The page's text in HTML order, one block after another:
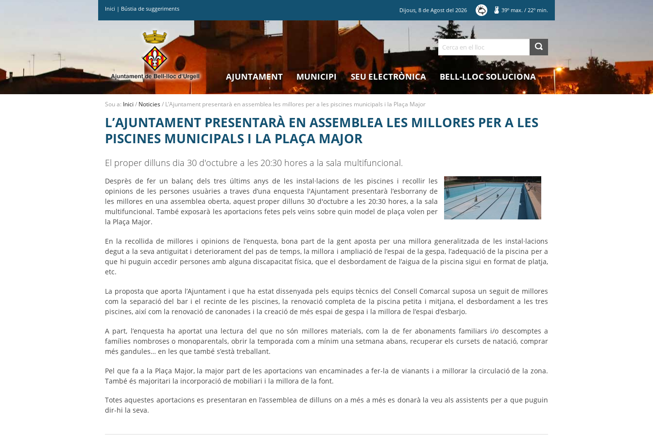
Inici | Bústia de suggeriments Dijous,8 deAgost del2026 39º max. / 22º min.
Cerca
AJUNTAMENT MUNICIPI SEU ELECTRÒNICA BELL-LLOC SOLUCIONA
Sou a: Inici / Noticies/ L’Ajuntament presentarà en assemblea les millores per a les piscines municipals i la Plaça Major
L’AJUNTAMENT PRESENTARÀ EN ASSEMBLEA LES MILLORES PER A LES
PISCINES MUNICIPALS I LA PLAÇA MAJOR
El proper dilluns dia 30 d'octubre a les 20:30 hores a la sala multifuncional.
Desprès de fer un balanç dels tres últims anys de les instal·lacions de les piscines i recollir les
opinions de les persones usuàries a traves d’una enquesta l'Ajuntament presentarà l’esborrany de
les millores en una assemblea oberta, aquest proper dilluns 30 d'octubre a les 20:30 hores, a la sala
multifuncional. També exposarà les aportacions fetes pels veïns sobre quin model de plaça volen per
la Plaça Major.
En la recollida de millores i opinions de l’enquesta, bona part de la gent aposta per una millora generalitzada de les instal·lacions
degut a la seva antiguitat i deteriorament del pas de temps, la millora i ampliació de l’espai de la gespa, l’adequació de la piscina per a
que hi puguin accedir persones amb alguna discapacitat física, que el desbordament de l’aigua de la piscina sigui en format de platja,
etc.
La proposta que aporta l’Ajuntament i que ha estat dissenyada pels equips tècnics del Consell Comarcal suposa un seguit de millores
com la separació del bar i el recinte de les piscines, la renovació completa de la piscina petita i mitjana, el desbordament a les tres
piscines, així com la renovació de canonades i la creació de més espai de gespa i la millora de l’espai d’esbarjo.
A part, l’enquesta ha aportat una lectura del que no són millores materials, com la de fer abonaments familiars i/o descomptes a
famílies nombroses o monoparentals, obrir la temporada com a mínim una setmana abans, recuperar els cursets de natació, comprar
més gandules… en les que també s’està treballant.
Pel que fa a la Plaça Major, la major part de les aportacions van encaminades a fer-la de vianants i a millorar la circulació de la zona.
També és majoritari la incorporació de mobiliari i la millora de la font.
Totes aquestes aportacions es presentaran en l’assemblea de dilluns on a més a més es donarà la veu als assistents per a que puguin
dir-hi la seva.